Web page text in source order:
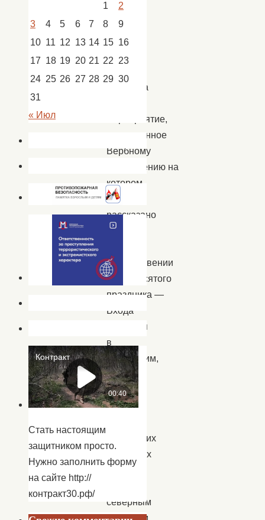
апреля
в
Доме
культуры
Покровка
мероприятие,
посвященное
Вербному
Воскресению на
котором
было
рассказано
и
возникновении
двунадесятого
праздника —
Входа
Господня
в
Иерусалим,
а
так
же
магических
свойствах
вербы
северным
аналогом
1
2
3
4 5 6 7 8
9
10 11 12 13 14 15 16
17 18 19 20 21 22 23
24 25 26 27 28 29 30
31
« Июл
Стать настоящим
защитником просто.
Нужно заполнить форму
на сайте http://
контракт30.рф/